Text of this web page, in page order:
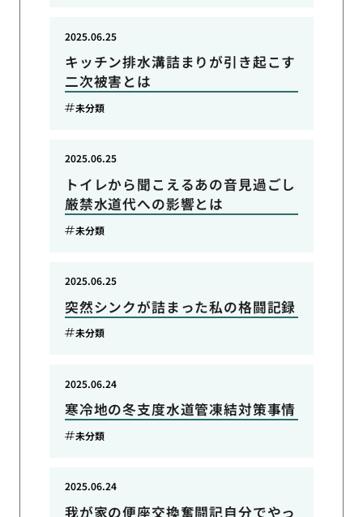
キッチン排水溝詰まりが引き起こす
二次被害とは
2025.06.25
未分類
トイレから聞こえるあの音見過ごし
厳禁水道代への影響とは
2025.06.25
未分類
突然シンクが詰まった私の格闘記録
2025.06.25
未分類
寒冷地の冬支度水道管凍結対策事情
2025.06.24
未分類
我が家の便座交換奮闘記自分でやっ
2025.06.24